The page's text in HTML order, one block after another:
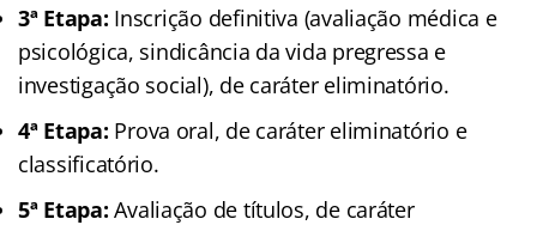
3ª Etapa: Inscrição definitiva (avaliação médica e
psicológica, sindicância da vida pregressa e
investigação social), de caráter eliminatório.
4ª Etapa: Prova oral, de caráter eliminatório e
classificatório.
5ª Etapa:Avaliação de títulos, de caráter